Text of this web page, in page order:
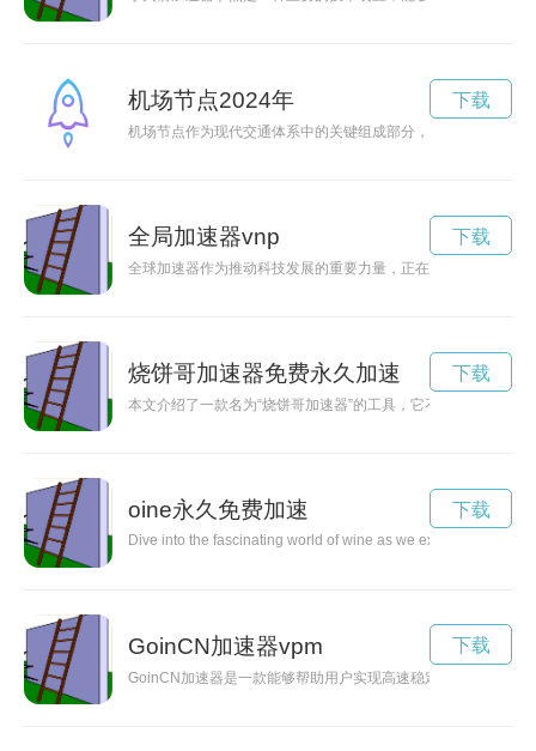
机场节点2024年
机场节点作为现代交通体系中的关键组成部分，不仅连接了各
下载
全局加速器vnp
全球加速器作为推动科技发展的重要力量，正在不断促进科技
下载
烧饼哥加速器免费永久加速
本文介绍了一款名为“烧饼哥加速器”的工具，它不仅能够帮助
下载
oine永久免费加速
Dive into the fascinating world of wine as we explore different
下载
GoinCN加速器vpm
GoinCN加速器是一款能够帮助用户实现高速稳定网络连接的
下载